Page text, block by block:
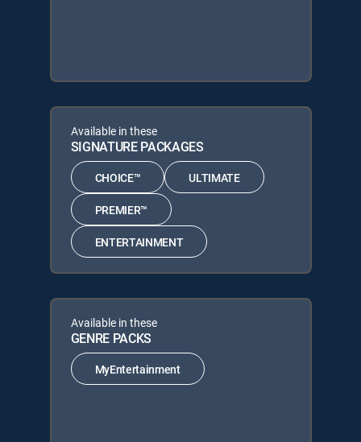
Available in these
SIGNATURE PACKAGES
CHOICE™ ULTIMATE
PREMIER™
ENTERTAINMENT
Available in these
GENRE PACKS
MyEntertainment